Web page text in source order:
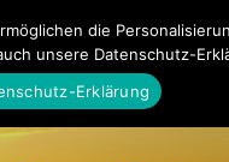
die
unsere Datenschutz-
Erklärung